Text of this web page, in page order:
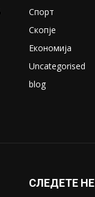
Спорт
Скопје
Економија
Uncategorised
blog
СЛЕДЕТЕ НЕ